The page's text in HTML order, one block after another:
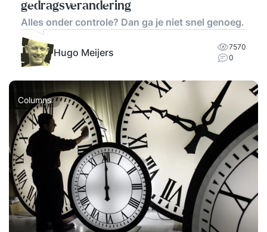
gedragsverandering
Alles onder controle? Dan ga je niet snel genoeg.
Hugo Meijers
7570
0
Columns